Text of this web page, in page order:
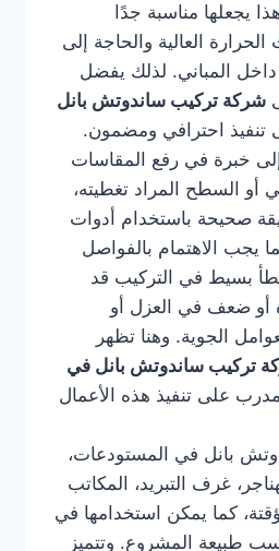
يجعلها مناسبة جدًا
العالية والحاجة إلى
داخل المباني. لذلك يفضل
شركة تركيب ساندوتش بانل
احترافي ومضمون.
إلى خبرة في رفع المقاسات
أو السطح المراد تغطيته،
صحيحة باستخدام أدوات
الاهتمام بالفواصل
بسيط في التركيب قد
أو ضعف في العزل أو
الجوية. وهنا تظهر
تركيب ساندوتش بانل في
على تنفيذ هذه الأعمال
بانل في المستودعات،
غرف التبريد، المكاتب
كما يمكن استخدامها في
طبيعة المشروع. وتتميز